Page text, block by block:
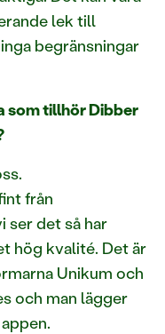
lek till
begränsningar
som tillhör Dibber
från
ser det så har
hög kvalité. Det är
Unikum och
och man lägger